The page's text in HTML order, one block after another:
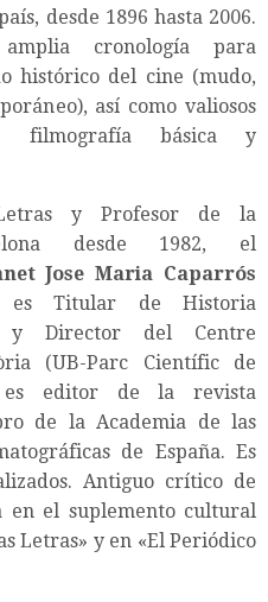
desde 1896 hasta 2006.
cronología para
histórico del cine (mudo,
así como valiosos
filmografía básica y
y Profesor de la
desde 1982, el
Jose Maria Caparrós
es Titular de Historia
y Director del Centre
(UB-Parc Científic de
es editor de la revista
de la Academia de las
de España. Es
Antiguo crítico de
en el suplemento cultural
Letras» y en «El Periódico